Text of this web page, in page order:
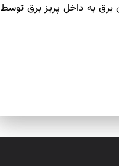
برق به داخل پریز برق توسط